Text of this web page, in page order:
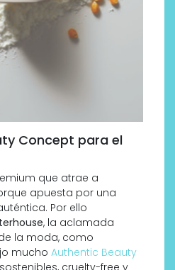
Concept para el
que atrae a
apuesta por una
Por ello
, la aclamada
la moda, como
mucho Authentic Beauty